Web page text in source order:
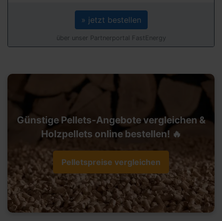
» jetzt bestellen
über unser Partnerportal FastEnergy
Günstige Pellets-Angebote vergleichen &
Holzpellets online bestellen! 🔥
Pelletspreise vergleichen